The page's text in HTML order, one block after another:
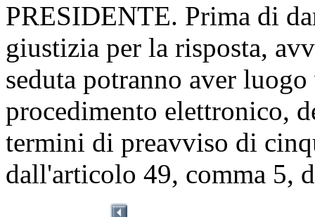
PRESIDENTE. Prima di
giustizia per la risposta,
seduta potranno aver
procedimento elettronico,
termini di preavviso di
dall'articolo 49, comma 5,